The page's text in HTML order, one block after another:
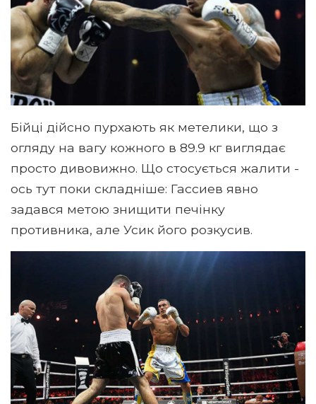
Бійці дійсно пурхають як метелики, що з
огляду на вагу кожного в 89.9 кг виглядає
просто дивовижно. Що стосується жалити -
ось тут поки складніше: Гассиев явно
задався метою знищити печінку
противника, але Усик його розкусив.